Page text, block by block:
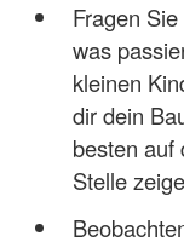
Fragen
was
kleinen
dir dein
besten auf
Stelle